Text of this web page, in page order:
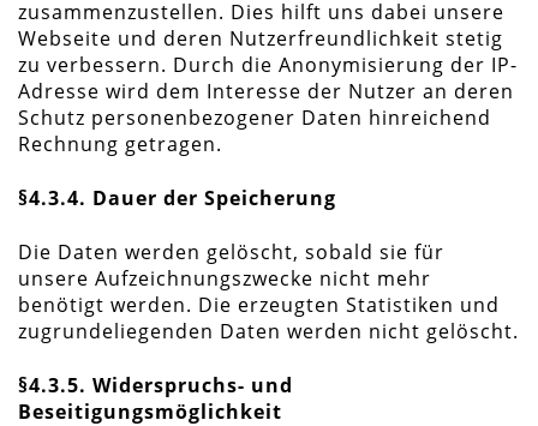
zusammenzustellen. Dies hilft uns dabei unsere
Webseite und deren Nutzerfreundlichkeit stetig
zu verbessern. Durch die Anonymisierung der IP-
Adresse wird dem Interesse der Nutzer an deren
Schutz personenbezogener Daten hinreichend
Rechnung getragen.
§4.3.4. Dauer der Speicherung
Die Daten werden gelöscht, sobald sie für
unsere Aufzeichnungszwecke nicht mehr
benötigt werden. Die erzeugten Statistiken und
zugrundeliegenden Daten werden nicht gelöscht.
§4.3.5. Widerspruchs- und
Beseitigungsmöglichkeit